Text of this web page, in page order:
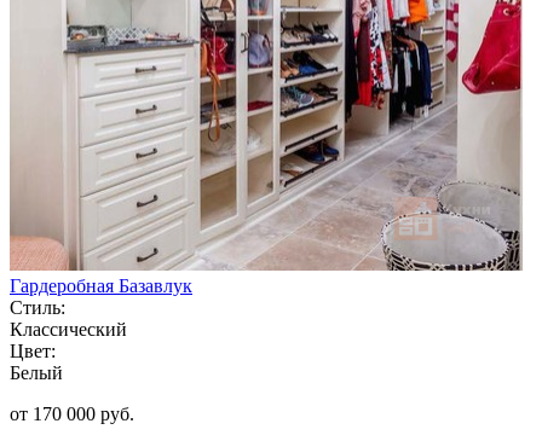
Гардеробная Базавлук
Стиль:
Классический
Цвет:
Белый
от 170 000 руб.